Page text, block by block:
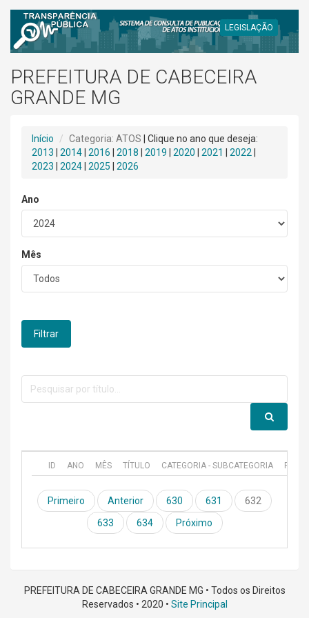
LEGISLAÇÃO
PREFEITURA DE CABECEIRA
GRANDE MG
Início Categoria: ATOS | Clique no ano que deseja:
2013
2014 2016 2018 2019 2020 2021 2022
2023
2024 2025 2026
Ano
Mês
Filtrar
ID ANO MÊS TÍTULO CATEGORIA - SUBCATEGORIA
Primeiro Anterior 630 631
632
633
634 Próximo
PREFEITURA DE CABECEIRA GRANDE MG • Todos os Direitos
Reservados • 2020 • Site Principal